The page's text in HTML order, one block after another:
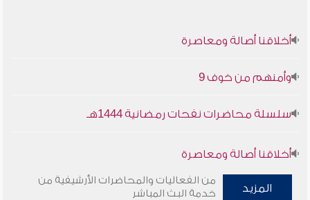
أخلاقنا أصالة ومعاصرة
وأمنهم من خوف 9
سلسلة محاضرات نفحات رمضانية 1444هـ
أخلاقنا أصالة ومعاصرة
وأمنهم من خوف 9
المزيد
من الفعاليات والمحاضرات الأرشيفية من
خدمة البث المباشر